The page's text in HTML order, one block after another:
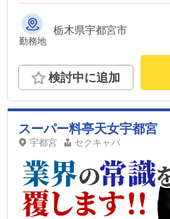
勤務地
栃木県宇都宮市
検討中に追加
スーパー料亭天女宇都宮
宇都宮 セクキャバ